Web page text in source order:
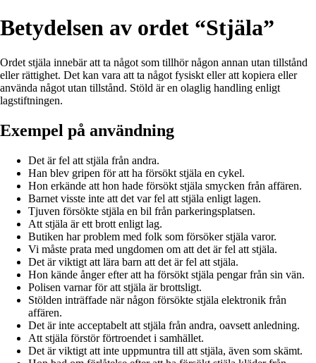
Betydelsen av ordet “Stjäla”
Ordet stjäla innebär att ta något som tillhör någon annan utan tillstånd
eller rättighet. Det kan vara att ta något fysiskt eller att kopiera eller
använda något utan tillstånd. Stöld är en olaglig handling enligt
lagstiftningen.
Exempel på användning
Det är fel att stjäla från andra.
Han blev gripen för att ha försökt stjäla en cykel.
Hon erkände att hon hade försökt stjäla smycken från affären.
Barnet visste inte att det var fel att stjäla enligt lagen.
Tjuven försökte stjäla en bil från parkeringsplatsen.
Att stjäla är ett brott enligt lag.
Butiken har problem med folk som försöker stjäla varor.
Vi måste prata med ungdomen om att det är fel att stjäla.
Det är viktigt att lära barn att det är fel att stjäla.
Hon kände ånger efter att ha försökt stjäla pengar från sin vän.
Polisen varnar för att stjäla är brottsligt.
Stölden inträffade när någon försökte stjäla elektronik från
affären.
Det är inte acceptabelt att stjäla från andra, oavsett anledning.
Att stjäla förstör förtroendet i samhället.
Det är viktigt att inte uppmuntra till att stjäla, även som skämt.